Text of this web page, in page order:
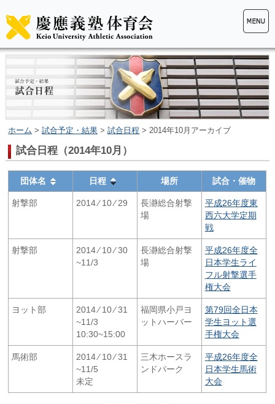
ホーム >試合予定・結果 >試合日程 > 2014年10月アーカイブ
試合日程（2014年10月）
団体名 日程 場所 試合・催物
射撃部 2014 ⁄ 10 ⁄ 29
長瀞総合射撃
場
平成26年度東
西六大学定期
戦
射撃部
2014 ⁄ 10 ⁄ 30
~11/3
長瀞総合射撃
場
平成26年度全
日本学生ライ
フル射撃選手
権大会
ヨット部
2014 ⁄ 10 ⁄ 31
~11/3
10:30~15:00
福岡県小戸ヨ
ットハーバー
第79回全日本
学生ヨット選
手権大会
馬術部
2014 ⁄ 10 ⁄ 31
~11/5
未定
三木ホースラ
ンドパーク
平成26年度全
日本学生馬術
大会